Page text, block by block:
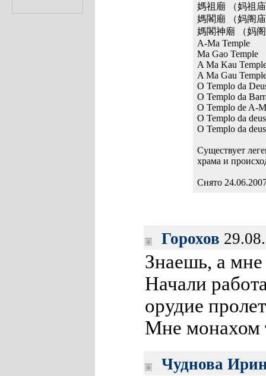
媽祖廟 （妈祖
媽閣廟 （妈阁
媽閣神廟 （妈
A-Ma Temple
Ma Gao Temple
A Ma Kau
A Ma Gau
O Templo da
O Templo da
O Templo de A-
O Templo da
O Templo da
Существует
храма и
Снято
Горохов
Знаешь, а мне
Начали
орудие
Мне монахом
Чуднова